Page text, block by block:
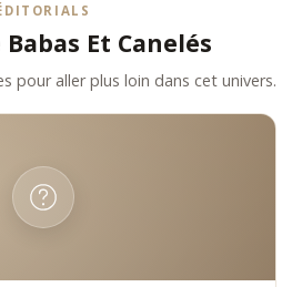
Et Canelés
pour aller plus loin dans cet univers.